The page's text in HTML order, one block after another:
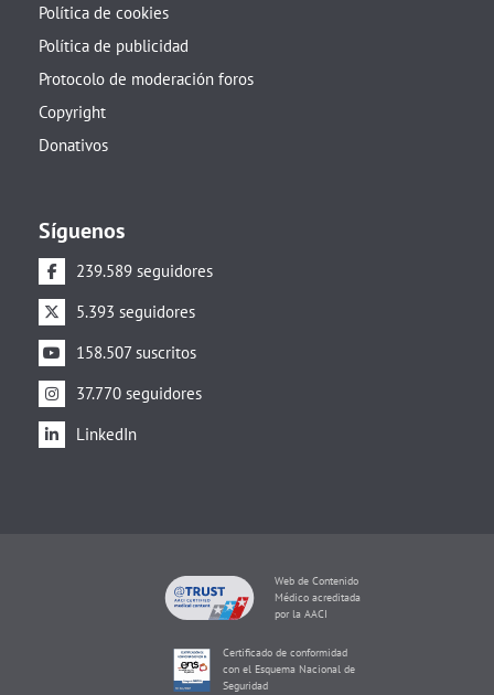
Política de cookies
Política de publicidad
Protocolo de moderación foros
Copyright
Donativos
Síguenos
239.589 seguidores
5.393 seguidores
158.507 suscritos
37.770 seguidores
LinkedIn
Web de Contenido
Médico acreditada
por la AACI
Certificado de conformidad
con el Esquema Nacional de
Seguridad